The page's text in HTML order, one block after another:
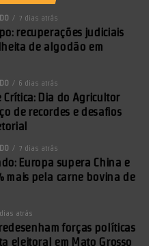
7 dias atrás
recuperações judiciais
de algodão em
6 dias atrás
Crítica: Dia do Agricultor
de recordes e desafios
7 dias atrás
Europa supera China e
mais pela carne bovina de
atrás
forças políticas
eleitoral em Mato Grosso